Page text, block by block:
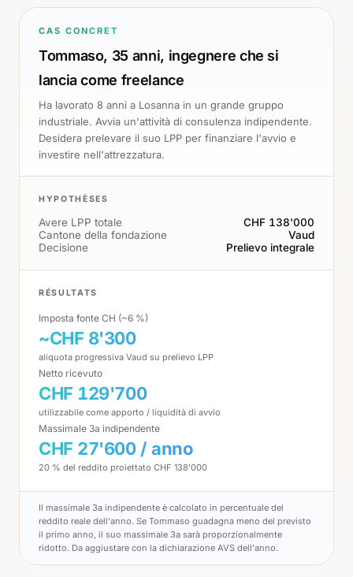
CAS CONCRET
Tommaso, 35 anni, ingegnere che si
lancia come freelance
Ha lavorato 8 anni a Losanna in un grande gruppo
industriale. Avvia un'attività di consulenza indipendente.
Desidera prelevare il suo LPP per finanziare l'avvio e
investire nell'attrezzatura.
HYPOTHÈSES
Avere LPP totale
CHF 138'000
Cantone della fondazione
Vaud
Decisione
Prelievo integrale
RÉSULTATS
Imposta fonte CH (~6 %)
~CHF 8'300
aliquota progressiva Vaud su prelievo LPP
Netto ricevuto
CHF 129'700
utilizzabile come apporto / liquidità di avvio
Massimale 3a indipendente
CHF 27'600 / anno
20 % del reddito proiettato CHF 138'000
Il massimale 3a indipendente è calcolato in percentuale del
reddito reale dell'anno. Se Tommaso guadagna meno del previsto
il primo anno, il suo massimale 3a sarà proporzionalmente
ridotto. Da aggiustare con la dichiarazione AVS dell'anno.